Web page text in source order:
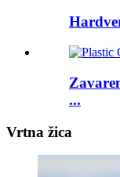
...
Vrtna žica